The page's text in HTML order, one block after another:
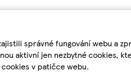
správné fungování webu a
aktivní jen nezbytné cookies,
v patičce webu.